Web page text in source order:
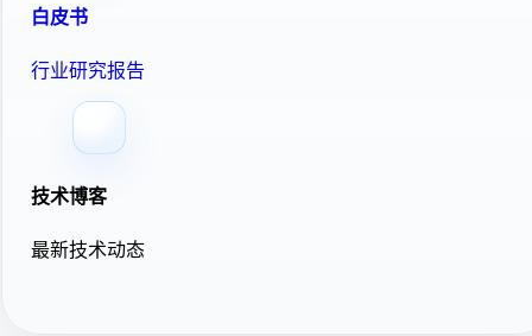
白皮书
行业研究报告
技术博客
最新技术动态